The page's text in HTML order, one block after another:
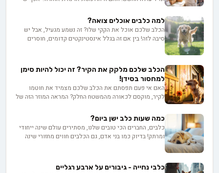
הבית לכלב, בין אם למכירה ובין אם לאימוץ, ועד למחיר
שמשתנה בין גורים באותה מלטה. בפועל השאלה היא לא רק
כמה זה עולה, אלא כמה שקיפות המפרסם מוכן להציע
כשמבקשים ממנו פרטים.
למה כלבים אוכלים צואה?
הכלב שלכם אוכל את הקקי שלו? זה נשמע מגעיל, אבל יש
סיבה לזה! בין אם זה בגלל אינסטינקטים קדומים, חוסרים
שינויים בתזונה, שיטות אילוף יעילות ועוד - כדי שתוכלו
ליהנות מחברת הכלב שלכם בלי הפתעות לא נעימות!
הכלב שלכם מלקק את הקיר? זה יכול להיות סימן
למחסור בסידן!
האם אי פעם תפסתם את הכלב שלכם מצמיד את חוטמו
לקיר, מוקסם לכאורה מהמשטח החלק? המראה המוזר הזה של
לאותת על בעיות בריאותיות בסיסיות. האם התנהגות זו יכולה
להיות תחינה שקטה לחומרים מזינים חיוניים, או אולי מסר
מוצפן המצביע על מחלות נסתרות?
כמה שעות כלב ישן ביום?
כלבים, החברים הכי טובים שלנו, מסתירים עולם שינה ייחודי
ומרתק! בדיוק כמו בני אדם, גם הכלבים חווים מחזורי שינה
הרגלי השינה שלהם? ואיך נוכל לעזור להם לישון טוב יותר
כלבי נחייה - גיבורים על ארבע רגליים